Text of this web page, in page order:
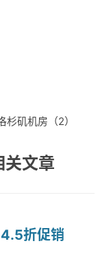
矶机房（2）
关文章
折促销